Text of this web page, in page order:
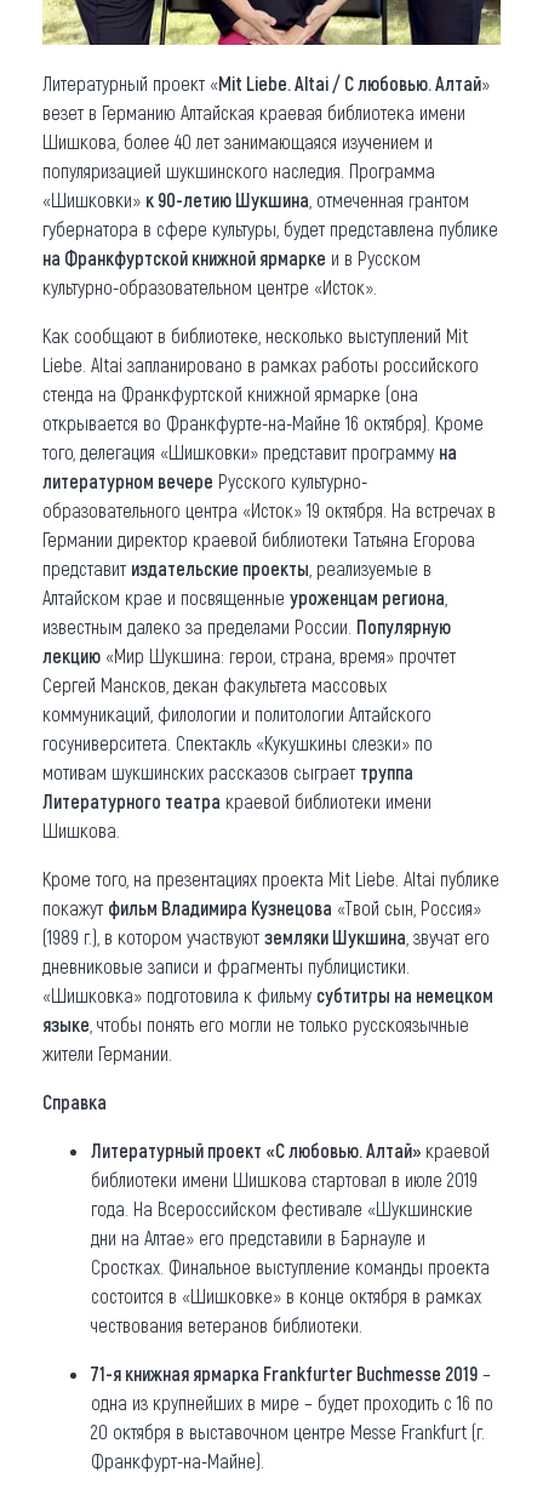
Литературный проект «Mit Liebe. Altai / С любовью. Алтай»
везет в Германию Алтайская краевая библиотека имени
Шишкова, более 40 лет занимающаяся изучением и
популяризацией шукшинского наследия. Программа
«Шишковки» к 90-летию Шукшина , отмеченная грантом
губернатора в сфере культуры, будет представлена публике
на Франкфуртской книжной ярмарке и в Русском
культурно-образовательном центре «Исток».
Как сообщают в библиотеке, несколько выступлений Mit
Liebe. Altai запланировано в рамках работы российского
стенда на Франкфуртской книжной ярмарке (она
открывается во Франкфурте-на-Майне 16 октября). Кроме
того, делегация «Шишковки» представит программу на
литературном вечере Русского культурно-
образовательного центра «Исток» 19 октября. На встречах в
Германии директор краевой библиотеки Татьяна Егорова
представит издательские проекты , реализуемые в
Алтайском крае и посвященные уроженцам региона
известным далеко за пределами России. Популярную
лекцию «Мир Шукшина: герои, страна, время» прочтет
Сергей Мансков, декан факультета массовых
коммуникаций, филологии и политологии Алтайского
госуниверситета. Спектакль «Кукушкины слезки» по
мотивам шукшинских рассказов сыграет труппа
Литературного театра краевой библиотеки имени
Шишкова.
Кроме того, на презентациях проекта Mit Liebe. Altai публике
покажут фильм Владимира Кузнецова «Твой сын, Россия»
(1989 г.), в котором участвуют земляки Шукшина , звучат его
дневниковые записи и фрагменты публицистики.
«Шишковка» подготовила к фильму субтитры на немецком
языке , чтобы понять его могли не только русскоязычные
жители Германии.
Справка
Литературный проект «С любовью. Алтай» краевой
библиотеки имени Шишкова стартовал в июле 2019
года. На Всероссийском фестивале «Шукшинские
дни на Алтае» его представили в Барнауле и
Сростках. Финальное выступление команды проекта
состоится в «Шишковке» в конце октября в рамках
чествования ветеранов библиотеки.
71-я книжная ярмарка Frankfurter Buchmesse 2019 –
одна из крупнейших в мире – будет проходить с 16 по
20 октября в выставочном центре Messe Frankfurt (г.
Франкфурт-на-Майне).